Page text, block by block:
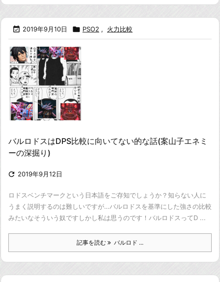
 2019年9月10日  PSO2 , 火力比較
バルロドスはDPS比較に向いてない的な話(案山子エネミ
ーの深掘り)
 2019年9月12日
ロドスベンチマークという日本語をご存知でしょうか？知らない人に
うまく説明するのは難しいですが…バルロドスを基準にした強さの比較
みたいなそういう奴です しかし私は思うのです！ バルロドスってD ...
記事を読む バルロド ...